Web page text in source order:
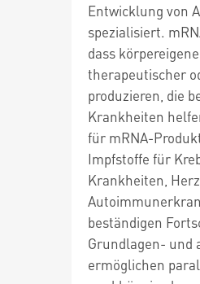
Entwicklung von
spezialisiert.
dass
therapeutischer
produzieren, die
Krankheiten
für mRNA-
Impfstoffe für
Krankheiten,
beständigen
Grundlagen- und
ermöglichen